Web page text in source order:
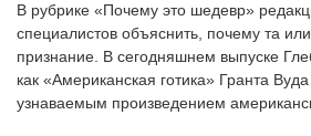
В рубрике «Почему это шедевр»
специалистов объяснить, почему та
признание. В сегодняшнем выпуске
как «Американская готика» Гранта
узнаваемым произведением